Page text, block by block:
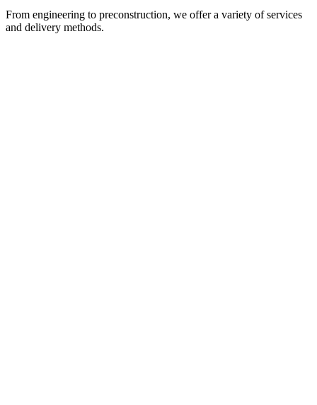
From engineering to preconstruction, we offer a variety of services
and delivery methods.